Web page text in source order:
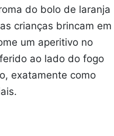
do bolo de laranja
crianças brincam em
um aperitivo no
ao lado do fogo
exatamente como